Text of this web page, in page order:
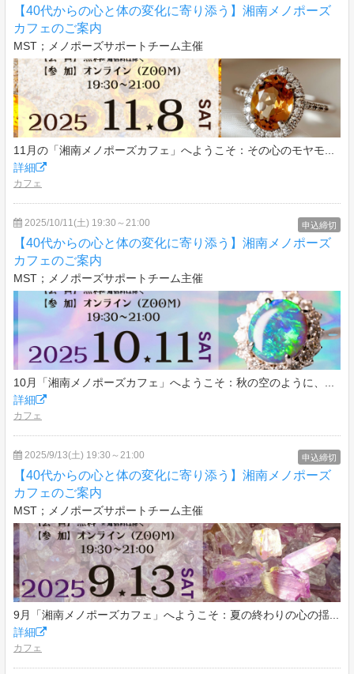
【40代からの心と体の変化に寄り添う】湘南メノポーズ
カフェのご案内
MST；メノポーズサポートチーム主催
11月の「湘南メノポーズカフェ」へようこそ：その心のモヤモ...
詳細
カフェ
申込締切
2025/10/11(土) 19:30～21:00
【40代からの心と体の変化に寄り添う】湘南メノポーズ
カフェのご案内
MST；メノポーズサポートチーム主催
10月「湘南メノポーズカフェ」へようこそ：秋の空のように、...
詳細
カフェ
申込締切
2025/9/13(土) 19:30～21:00
【40代からの心と体の変化に寄り添う】湘南メノポーズ
カフェのご案内
MST；メノポーズサポートチーム主催
9月「湘南メノポーズカフェ」へようこそ：夏の終わりの心の揺...
詳細
カフェ